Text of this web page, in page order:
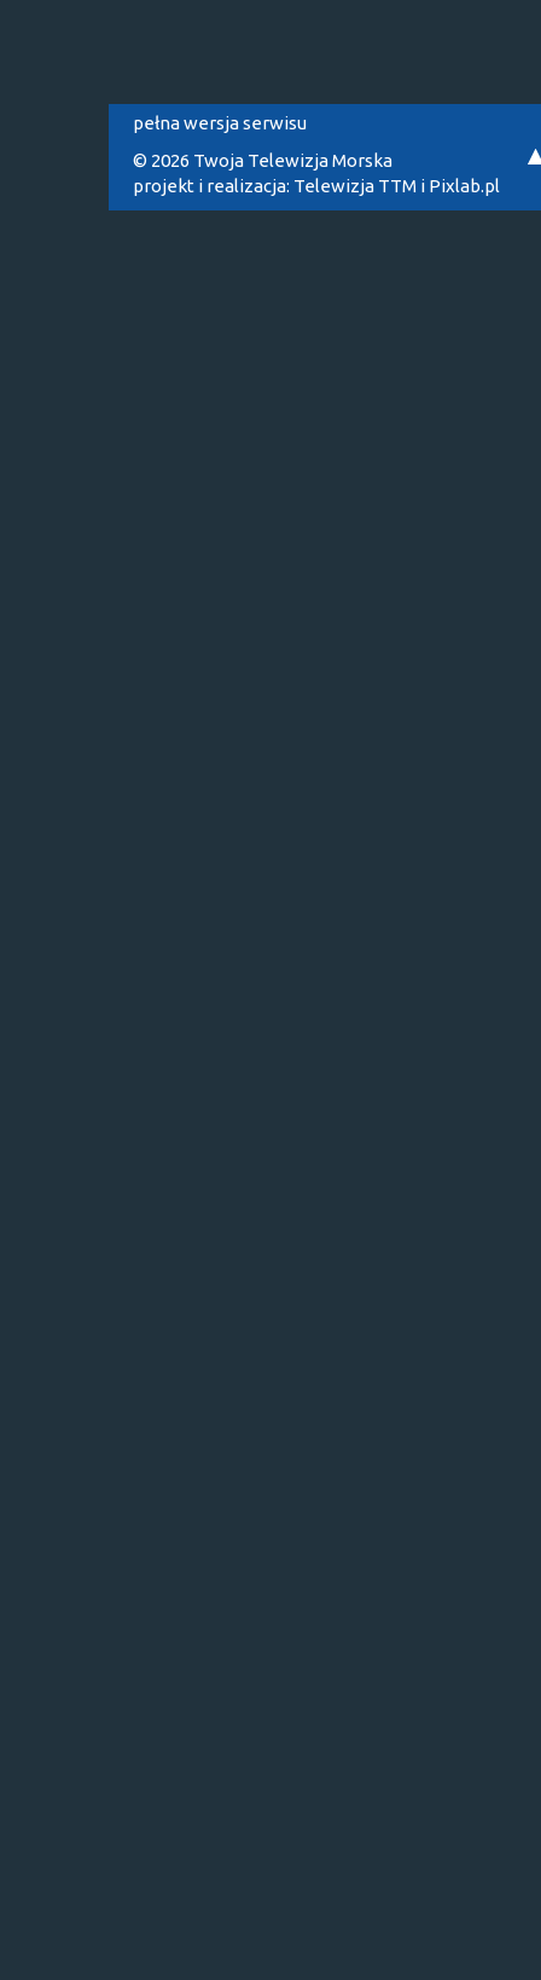
pełna wersja serwisu
© 2026 Twoja Telewizja Morska
projekt i realizacja: Telewizja TTM i Pixlab.pl